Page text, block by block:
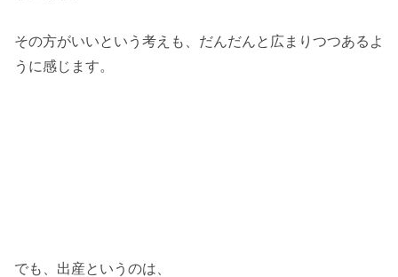
その方がいいという考えも、だんだんと広まりつつあるよ
うに感じます。
でも、出産というのは、